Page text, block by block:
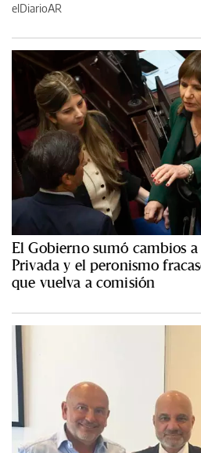
elDiarioAR
El Gobierno sumó cambios
Privada y el peronismo
que vuelva a comisión